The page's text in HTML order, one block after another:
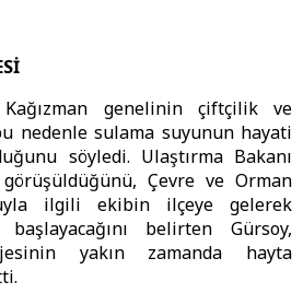
Kağızman genelinin çiftçilik ve
nedenle sulama suyunun hayati
söyledi. Ulaştırma Bakanı
Çevre ve Orman
ilgili ekibin ilçeye gelerek
belirten Gürsoy,
yakın zamanda hayta